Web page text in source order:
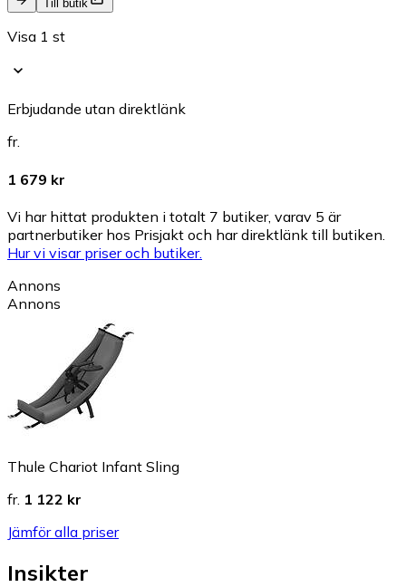
Till butik
Visa 1 st
Erbjudande utan direktlänk
fr.
1 679 kr
Vi har hittat produkten i totalt 7 butiker, varav 5 är
partnerbutiker hos Prisjakt och har direktlänk till butiken.
Hur vi visar priser och butiker.
Annons
Annons
Thule Chariot Infant Sling
fr. 1 122 kr
Jämför alla priser
Insikter